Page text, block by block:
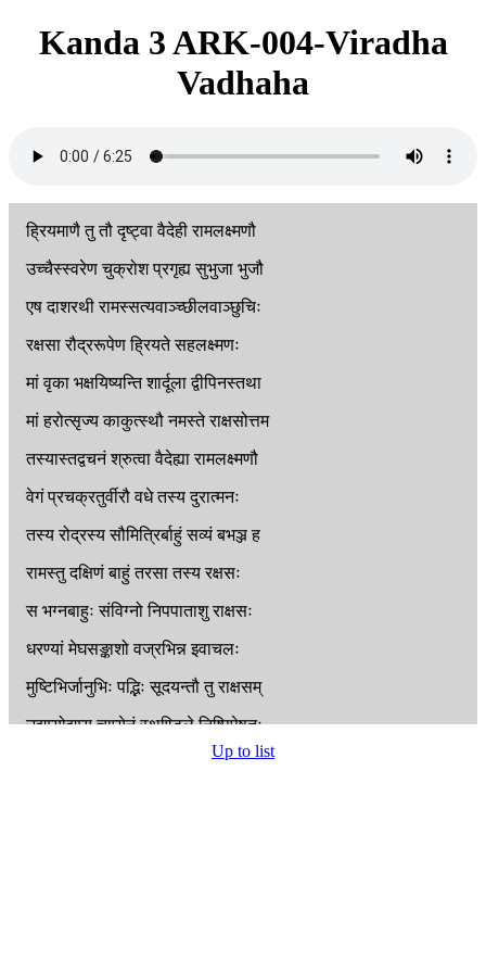
Kanda 3 ARK-004-Viradha
Vadhaha
ह्रियमाणै तु तौ दृष्ट्वा वैदेही रामलक्ष्मणौ
उच्चैस्स्वरेण चुक्रोश प्रगृह्य सुभुजा भुजौ
एष दाशरथी रामस्सत्यवाञ्च्छीलवाञ्छुचिः
रक्षसा रौद्ररूपेण ह्रियते सहलक्ष्मणः
मां वृका भक्षयिष्यन्ति शार्दूला द्वीपिनस्तथा
मां हरोत्सृज्य काकुत्स्थौ नमस्ते राक्षसोत्तम
तस्यास्तद्वचनं श्रुत्वा वैदेह्या रामलक्ष्मणौ
वेगं प्रचक्रतुर्वीरौ वधे तस्य दुरात्मनः
तस्य रोद्रस्य सौमित्रिर्बाहुं सव्यं बभञ्ज ह
रामस्तु दक्षिणं बाहुं तरसा तस्य रक्षसः
स भग्नबाहुः संविग्नो निपपाताशु राक्षसः
धरण्यां मेघसङ्काशो वज्रभिन्न इवाचलः
मुष्टिभिर्जानुभिः पद्भिः सूदयन्तौ तु राक्षसम्
उद्यम्योद्यम्य चाप्येनं स्थण्डिले निष्पिपेषतुः
परिक्षतः
Up to list